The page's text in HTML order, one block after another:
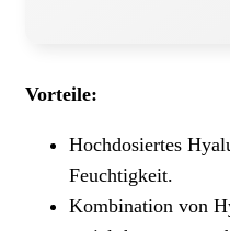
Vorteile:
Hochdosiertes
Feuchtigkeit.
Kombination von